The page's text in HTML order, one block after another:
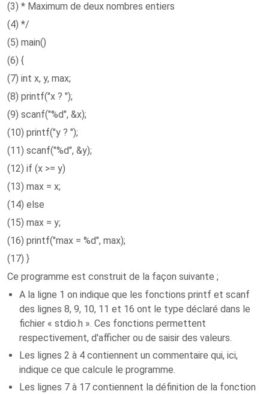
(3) * Maximum de deux nombres entiers
(4) */
(5) main()
(6) {
(7) int x, y, max;
(8) printf("x ? ");
(9) scanf("%d", &x);
(10) printf("y ? ");
(11) scanf("%d", &y);
(12) if (x >= y)
(13) max = x;
(14) else
(15) max = y;
(16) printf("max = %d", max);
(17) }
Ce programme est construit de la façon suivante ;
A la ligne 1 on indique que les fonctions printf et scanf
des lignes 8, 9, 10, 11 et 16 ont le type déclaré dans le
fichier « stdio.h ». Ces fonctions permettent
respectivement, d'afficher ou de saisir des valeurs.
Les lignes 2 à 4 contiennent un commentaire qui, ici,
indique ce que calcule le programme.
Les lignes 7 à 17 contiennent la définition de la fonction